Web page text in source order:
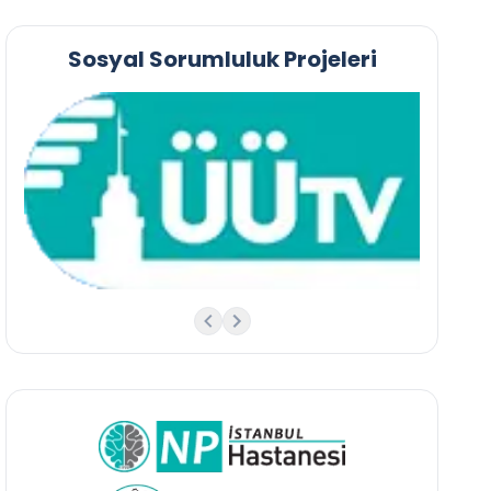
Sosyal Sorumluluk Projeleri